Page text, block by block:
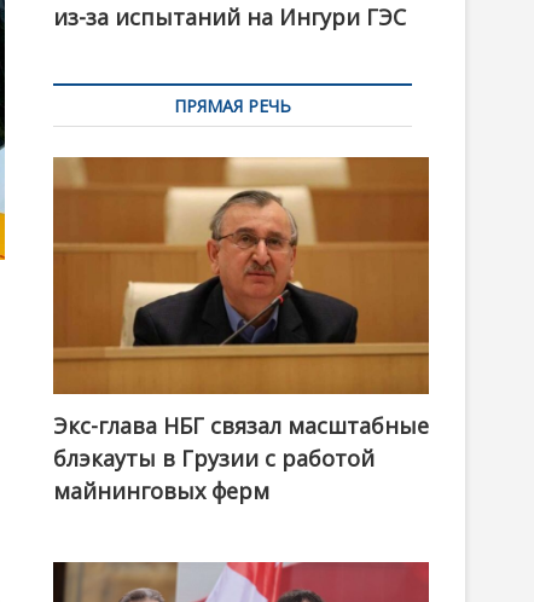
из-за испытаний на Ингури ГЭС
ПРЯМАЯ РЕЧЬ
Экс-глава НБГ связал масштабные
блэкауты в Грузии с работой
майнинговых ферм